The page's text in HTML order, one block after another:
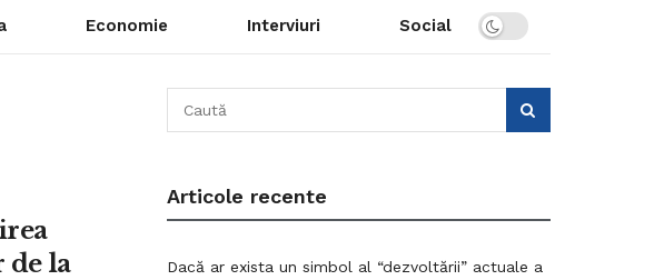
Economie Interviuri Social
de la
Articole recente
Dacă ar exista un simbol al “dezvoltării” actuale a